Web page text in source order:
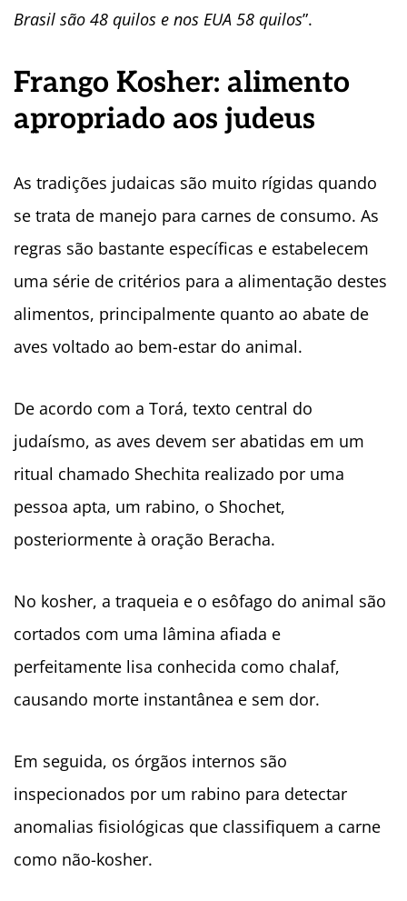
Brasil são 48 quilos e nos EUA 58 quilos”.
Frango Kosher: alimento
apropriado aos judeus
As tradições judaicas são muito rígidas quando
se trata de manejo para carnes de consumo. As
regras são bastante específicas e estabelecem
uma série de critérios para a alimentação destes
alimentos, principalmente quanto ao abate de
aves voltado ao bem-estar do animal.
De acordo com a Torá, texto central do
judaísmo, as aves devem ser abatidas em um
ritual chamado Shechita realizado por uma
pessoa apta, um rabino, o Shochet,
posteriormente à oração Beracha.
No kosher, a traqueia e o esôfago do animal são
cortados com uma lâmina afiada e
perfeitamente lisa conhecida como chalaf,
causando morte instantânea e sem dor.
Em seguida, os órgãos internos são
inspecionados por um rabino para detectar
anomalias fisiológicas que classifiquem a carne
como não-kosher.